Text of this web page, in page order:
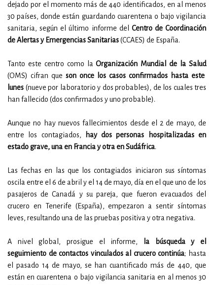
dejado por el momento más de 440 identificados, en al menos
30 países, donde están guardando cuarentena o bajo vigilancia
sanitaria, según el último informe del Centro de Coordinación
de Alertas y Emergencias Sanitarias(CCAES) de España.
Tanto este centro como laOrganización Mundial de la Salud
(OMS) cifran que son once los casos confirmados hasta este
lunes (nueve por laboratorio y dos probables), de los cuales tres
han fallecido (dos confirmados y uno probable).
Aunque no hay nuevos fallecimientos desde el 2 de mayo, de
entre los contagiados,
hay dos personas hospitalizadas en
estado grave, una en Francia y otra en Sudáfrica.
Las fechas en las que los contagiados iniciaron sus síntomas
oscila entre el 6 de abril y el 14 de mayo, día en el que uno de los
pasajeros de Canadá y su pareja, que fueron evacuados del
crucero en Tenerife (España), empezaron a sentir síntomas
leves, resultando una de las pruebas positiva y otra negativa.
A nivel global, prosigue el informe,
la búsqueda y el
seguimiento de contactos vinculados al crucero continúa; hasta
el pasado 14 de mayo, se han cuantificado más de 440, que
están en cuarentena o bajo vigilancia sanitaria en al menos 30